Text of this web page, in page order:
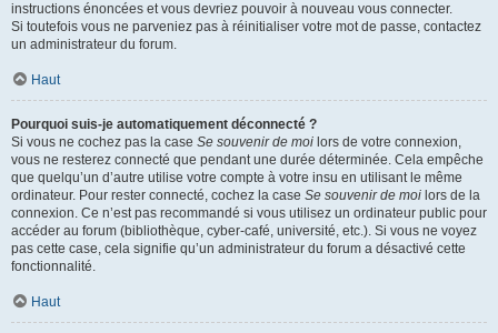
instructions énoncées et vous devriez pouvoir à nouveau vous connecter.
Si toutefois vous ne parveniez pas à réinitialiser votre mot de passe, contactez
un administrateur du forum.
Haut
Pourquoi suis-je automatiquement déconnecté ?
Si vous ne cochez pas la case Se souvenir de moi lors de votre connexion,
vous ne resterez connecté que pendant une durée déterminée. Cela empêche
que quelqu’un d’autre utilise votre compte à votre insu en utilisant le même
ordinateur. Pour rester connecté, cochez la case Se souvenir de moi lors de la
connexion. Ce n’est pas recommandé si vous utilisez un ordinateur public pour
accéder au forum (bibliothèque, cyber-café, université, etc.). Si vous ne voyez
pas cette case, cela signifie qu’un administrateur du forum a désactivé cette
fonctionnalité.
Haut